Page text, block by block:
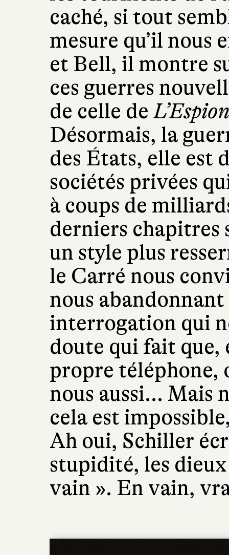
caché, si tout
mesure qu’il nous
et Bell, il montre
ces guerres
de celle de
Désormais, la
des États, elle est
sociétés privées
à coups de
derniers chapitres
un style plus
le Carré nous
nous
interrogation qui
doute qui fait que,
propre téléphone,
nous aussi... Mais
cela est
Ah oui, Schiller
stupidité, les
vain ». En vain,